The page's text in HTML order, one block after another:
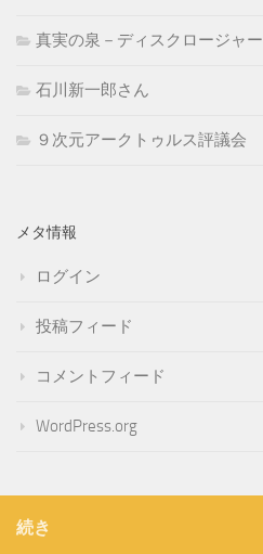
真実の泉－ディスクロージャー
石川新一郎さん
９次元アークトゥルス評議会
メタ情報
ログイン
投稿フィード
コメントフィード
WordPress.org
続き